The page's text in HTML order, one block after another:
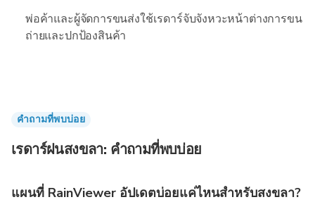
พ่อค้าและผู้จัดการขนส่งใช้เรดาร์จับจังหวะหน้าต่างการขน
ถ่ายและปกป้องสินค้า
คำถามที่พบบ่อย
เรดาร์ฝนสงขลา: คำถามที่พบบ่อย
แผนที่ RainViewer อัปเดตบ่อยแค่ไหนสำหรับสงขลา?